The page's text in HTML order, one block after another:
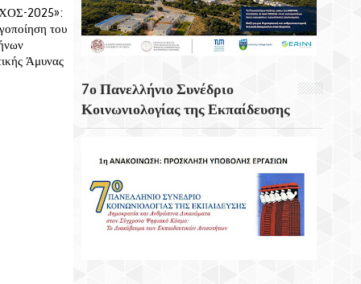
2025»:
του
Άμυνας
Αιτήσεων Στην ΕΕΤΑΑ Για Voucher Για
ΚΔΑΠ, ΚΔΑΠ ΑμεΑ Και Βρεφονηπιακούς-
Παιδικούς Σταθμούς
Κενά Στο Ρυθμιστικό Πλαίσιο Των
Καλλυντικών Για Τα Χείλη Εντοπίζουν
Ερευνητές
Πραγματοποιήτε Το Σαμποτάζ Της
Δαμάστας
7ο Πανελλήνιο Συνέδριο
Κοινωνιολογίας της Εκπαίδευσης